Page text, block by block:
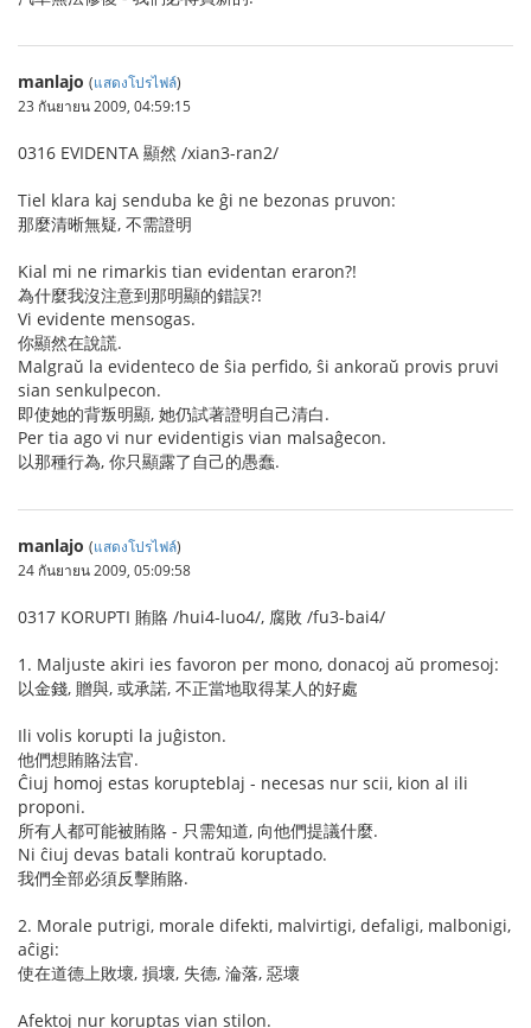
manlajo (แสดงโปรไฟล์)
23 กันยายน 2009, 04:59:15
0316 EVIDENTA 顯然 /xian3-ran2/
Tiel klara kaj senduba ke ĝi ne bezonas pruvon:
那麼清晰無疑, 不需證明
Kial mi ne rimarkis tian evidentan eraron?!
為什麼我沒注意到那明顯的錯誤?!
Vi evidente mensogas.
你顯然在說謊.
Malgraŭ la evidenteco de ŝia perfido, ŝi ankoraŭ provis pruvi
sian senkulpecon.
即使她的背叛明顯, 她仍試著證明自己清白.
Per tia ago vi nur evidentigis vian malsaĝecon.
以那種行為, 你只顯露了自己的愚蠢.
manlajo (แสดงโปรไฟล์)
24 กันยายน 2009, 05:09:58
0317 KORUPTI 賄賂 /hui4-luo4/, 腐敗 /fu3-bai4/
1. Maljuste akiri ies favoron per mono, donacoj aŭ promesoj:
以金錢, 贈與, 或承諾, 不正當地取得某人的好處
Ili volis korupti la juĝiston.
他們想賄賂法官.
Ĉiuj homoj estas korupteblaj - necesas nur scii, kion al ili
proponi.
所有人都可能被賄賂 - 只需知道, 向他們提議什麼.
Ni ĉiuj devas batali kontraŭ koruptado.
我們全部必須反擊賄賂.
2. Morale putrigi, morale difekti, malvirtigi, defaligi, malbonigi,
aĉigi:
使在道德上敗壞, 損壞, 失德, 淪落, 惡壞
Afektoj nur koruptas vian stilon.